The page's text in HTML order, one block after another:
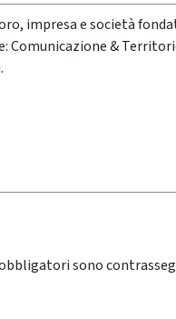
impresa e società
&
sono